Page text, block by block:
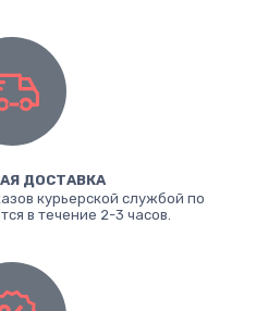
ДОСТАВКА
курьерской службой по
в течение 2-3 часов.